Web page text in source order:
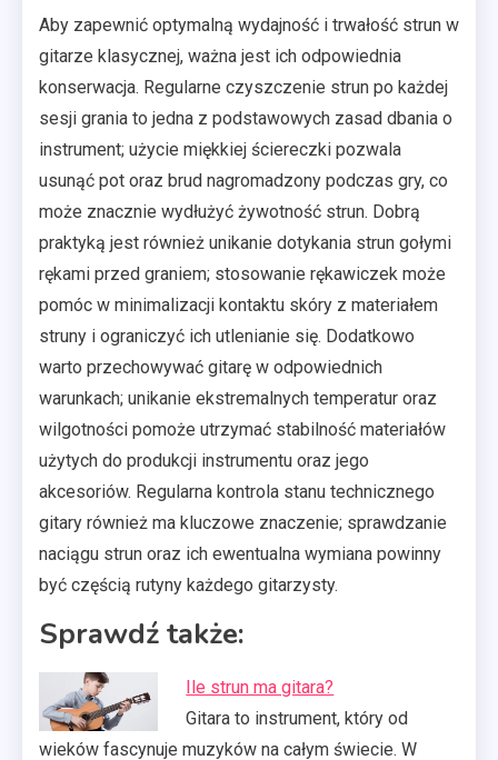
Aby zapewnić optymalną wydajność i trwałość strun w
gitarze klasycznej, ważna jest ich odpowiednia
konserwacja. Regularne czyszczenie strun po każdej
sesji grania to jedna z podstawowych zasad dbania o
instrument; użycie miękkiej ściereczki pozwala
usunąć pot oraz brud nagromadzony podczas gry, co
może znacznie wydłużyć żywotność strun. Dobrą
praktyką jest również unikanie dotykania strun gołymi
rękami przed graniem; stosowanie rękawiczek może
pomóc w minimalizacji kontaktu skóry z materiałem
struny i ograniczyć ich utlenianie się. Dodatkowo
warto przechowywać gitarę w odpowiednich
warunkach; unikanie ekstremalnych temperatur oraz
wilgotności pomoże utrzymać stabilność materiałów
użytych do produkcji instrumentu oraz jego
akcesoriów. Regularna kontrola stanu technicznego
gitary również ma kluczowe znaczenie; sprawdzanie
naciągu strun oraz ich ewentualna wymiana powinny
być częścią rutyny każdego gitarzysty.
Sprawdź także:
Ile strun ma gitara?
Gitara to instrument, który od
wieków fascynuje muzyków na całym świecie. W